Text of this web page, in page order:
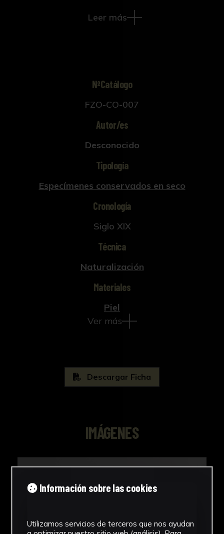
Leer más
NºCatálogo
FZO-CO-007
Autor/es
Desconocido
Tipología
Especímenes conservados en seco
Cronología
Siglo XIX
Técnica
Naturalización
Materiales
Piel
Ver más
Descargar Ficha
IMÁGENES
Información sobre las cookies
Utilizamos servicios de terceros que nos ayudan